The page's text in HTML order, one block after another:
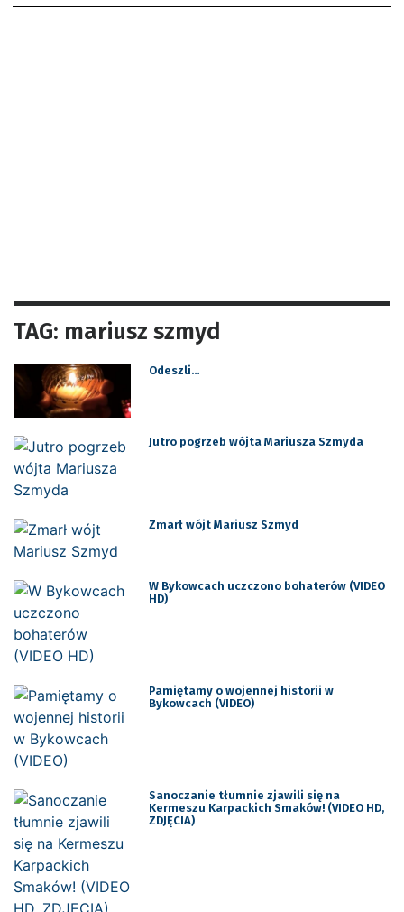
TAG: mariusz szmyd
Odeszli…
Jutro pogrzeb wójta Mariusza Szmyda
Zmarł wójt Mariusz Szmyd
W Bykowcach uczczono bohaterów (VIDEO
HD)
Pamiętamy o wojennej historii w
Bykowcach (VIDEO)
Sanoczanie tłumnie zjawili się na
Kermeszu Karpackich Smaków! (VIDEO HD,
ZDJĘCIA)